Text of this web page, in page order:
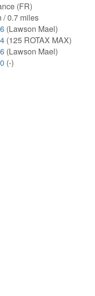
(FR)
/ 0.7 miles
(Lawson Mael)
(125 ROTAX MAX)
(Lawson Mael)
(-)